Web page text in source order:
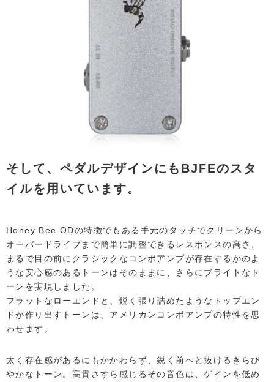
そして、ペダルデザインにもBJFEのスタ
イルを用いています。
Honey Bee ODの特徴でもある手元のタッチでクリーンから
オーバードライブまで簡単に調整できるレスポンスの高さ、
まるで目の前にクラシックなコンボアンプが存在するかのよ
うな安心感のあるトーンはそのままに、さらにブライトなト
ーンを実現しました。
フラットなローエンドと、鋭く張り詰めたようなトップエン
ドが作り出すトーンは、アメリカンコンボアンプの特性を思
わせます。
太く存在感があるにもかかわらず、鋭く前へと抜けるきらび
やかなトーン。高貴さすら感じるその音色は、ゲインを低め